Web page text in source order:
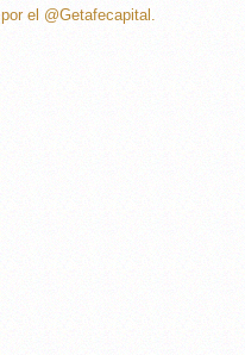
el @Getafecapital.